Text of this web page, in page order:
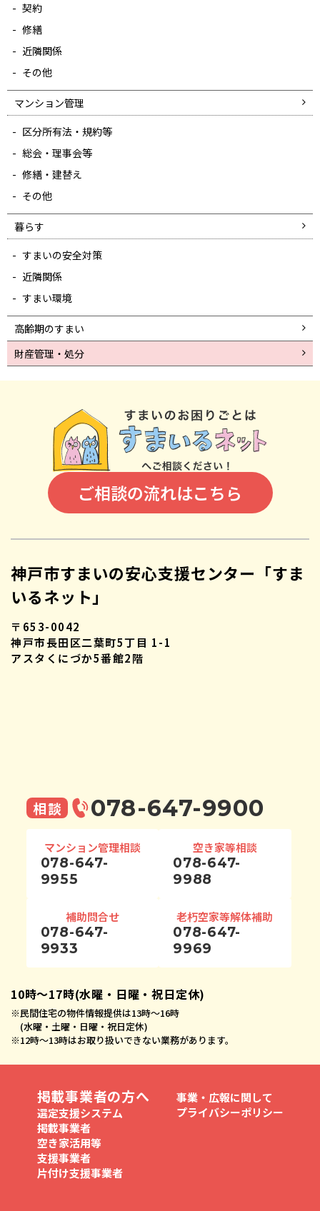
契約
修繕
近隣関係
その他
マンション管理
区分所有法・規約等
総会・理事会等
修繕・建替え
その他
暮らす
すまいの安全対策
近隣関係
すまい環境
高齢期のすまい
財産管理・処分
ご相談の流れはこちら
神戸市すまいの安心支援センター「すま
いるネット」
〒653-0042
神戸市長田区二葉町5丁目 1-1
アスタくにづか5番館2階
相談 078-647-9900
マンション管理相談
078-647-
9955
空き家等相談
078-647-
9988
補助問合せ
078-647-
9933
老朽空家等解体補助
078-647-
9969
10時〜17時(水曜・日曜・祝日定休)
※民間住宅の物件情報提供は13時〜16時
(水曜・土曜・日曜・祝日定休)
※12時〜13時はお取り扱いできない業務があります。
掲載事業者の方へ
選定支援システム
掲載事業者
空き家活用等
支援事業者
片付け支援事業者
事業・広報に関して
プライバシーポリシー